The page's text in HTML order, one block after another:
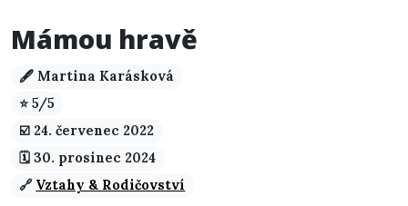
Mámou hravě
🖋️ Martina Karásková
⭐ 5/5
☑️️ 24. červenec 2022
🗓️ 30. prosinec 2024
🔗 Vztahy & Rodičovství